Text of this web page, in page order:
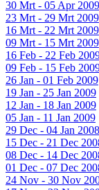
30 Mrt - 05 Apr 2009
23 Mrt - 29 Mrt 2009
16 Mrt - 22 Mrt 2009
09 Mrt - 15 Mrt 2009
16 Feb - 22 Feb
09 Feb - 15 Feb
26 Jan - 01 Feb 2009
19 Jan - 25 Jan 2009
12 Jan - 18 Jan 2009
05 Jan - 11 Jan 2009
29 Dec - 04 Jan 2008
15 Dec - 21 Dec
08 Dec - 14 Dec
01 Dec - 07 Dec
24 Nov - 30 Nov